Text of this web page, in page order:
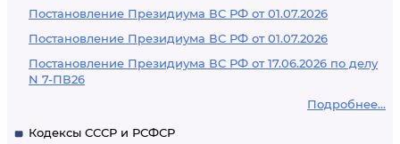
Постановление Президиума ВС РФ от 01.07.2026
Постановление Президиума ВС РФ от 01.07.2026
Постановление Президиума ВС РФ от 17.06.2026 по делу
N 7-ПВ26
Подробнее...
Кодексы СССР и РСФСР